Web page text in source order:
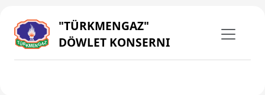
"TÜRKMENGAZ"
DÖWLET KONSERNI